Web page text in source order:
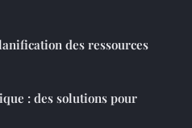
des ressources
: des solutions pour